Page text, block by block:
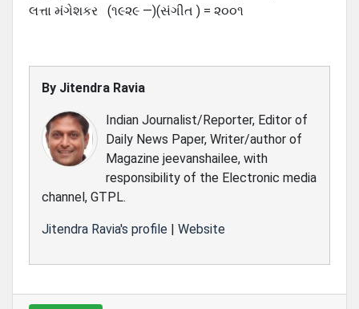
લત્તા મંગેશકર (૧૯૨૯ —)(સંગીત ) = ૨૦૦૧
By Jitendra Ravia
Indian Journalist/Reporter, Editor of
Daily News Paper, Writer/author of
Magazine jeevanshailee, with
responsibility of the Electronic media
channel, GTPL.
Jitendra Ravia's profile | Website